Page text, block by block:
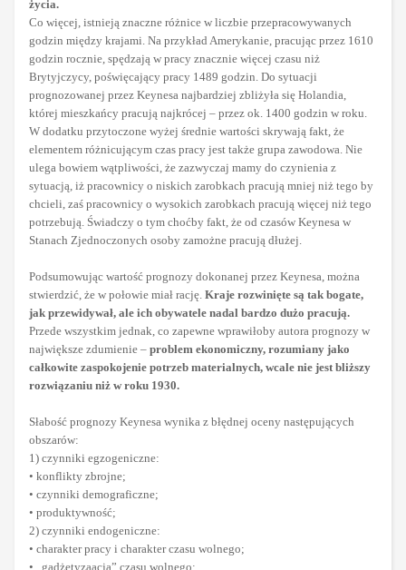
życia.
Co więcej, istnieją znaczne różnice w liczbie przepracowywanych
godzin między krajami. Na przykład Amerykanie, pracując przez 1610
godzin rocznie, spędzają w pracy znacznie więcej czasu niż
Brytyjczycy, poświęcający pracy 1489 godzin. Do sytuacji
prognozowanej przez Keynesa najbardziej zbliżyła się Holandia,
której mieszkańcy pracują najkrócej – przez ok. 1400 godzin w roku.
W dodatku przytoczone wyżej średnie wartości skrywają fakt, że
elementem różnicującym czas pracy jest także grupa zawodowa. Nie
ulega bowiem wątpliwości, że zazwyczaj mamy do czynienia z
sytuacją, iż pracownicy o niskich zarobkach pracują mniej niż tego by
chcieli, zaś pracownicy o wysokich zarobkach pracują więcej niż tego
potrzebują. Świadczy o tym choćby fakt, że od czasów Keynesa w
Stanach Zjednoczonych osoby zamożne pracują dłużej.
Podsumowując wartość prognozy dokonanej przez Keynesa, można
stwierdzić, że w połowie miał rację. Kraje rozwinięte są tak bogate,
jak przewidywał, ale ich obywatele nadal bardzo dużo pracują.
Przede wszystkim jednak, co zapewne wprawiłoby autora prognozy w
największe zdumienie – problem ekonomiczny, rozumiany jako
całkowite zaspokojenie potrzeb materialnych, wcale nie jest bliższy
rozwiązaniu niż w roku 1930.
Słabość prognozy Keynesa wynika z błędnej oceny następujących
obszarów:
1) czynniki egzogeniczne:
• konflikty zbrojne;
• czynniki demograficzne;
• produktywność;
2) czynniki endogeniczne:
• charakter pracy i charakter czasu wolnego;
• „gadżetyzaacja” czasu wolnego;